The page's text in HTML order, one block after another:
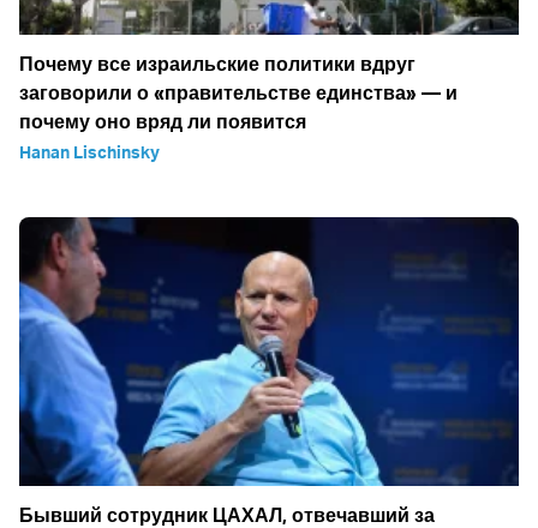
Почему все израильские политики вдруг
заговорили о «правительстве единства» — и
почему оно вряд ли появится
Hanan Lischinsky
Бывший сотрудник ЦАХАЛ, отвечавший за